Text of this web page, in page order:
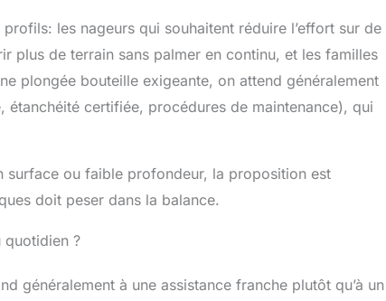
x chargeur, 1 x batterie au lithium. 【Large
l'eau, mais amène également les adultes à
Convient pour les terrains de jeux, les
les bords de lacs, les hauts-fonds, les étangs,
plongée en apnée, la natation ou d'autres activités
les nageurs qui souhaitent réduire l’effort sur de
plus de terrain sans palmer en continu, et les familles
plongée bouteille exigeante, on attend généralement
certifiée, procédures de maintenance), qui
surface ou faible profondeur, la proposition est
doit peser dans la balance.
quotidien ?
généralement à une assistance franche plutôt qu’à un